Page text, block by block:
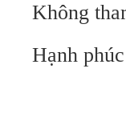
Không
Hạnh